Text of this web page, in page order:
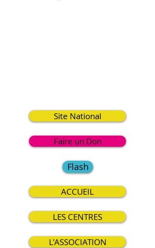
Site National
Faire un Don
Flash
ACCUEIL
LES CENTRES
L'ASSOCIATION